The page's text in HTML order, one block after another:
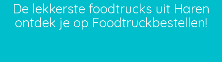
De lekkerste foodtrucks uit Haren
ontdek je op Foodtruckbestellen!